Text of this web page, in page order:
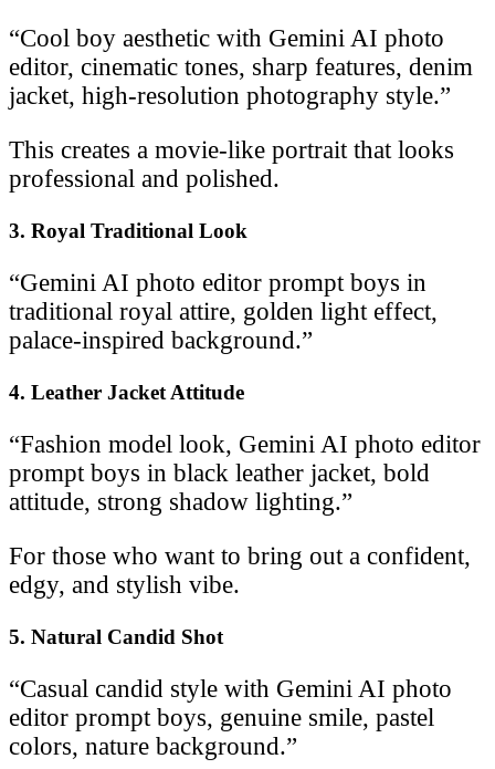
“Cool boy aesthetic with Gemini AI photo
editor, cinematic tones, sharp features, denim
jacket, high-resolution photography style.”
This creates a movie-like portrait that looks
professional and polished.
3. Royal Traditional Look
“Gemini AI photo editor prompt boys in
traditional royal attire, golden light effect,
palace-inspired background.”
4. Leather Jacket Attitude
“Fashion model look, Gemini AI photo editor
prompt boys in black leather jacket, bold
attitude, strong shadow lighting.”
For those who want to bring out a confident,
edgy, and stylish vibe.
5. Natural Candid Shot
“Casual candid style with Gemini AI photo
editor prompt boys, genuine smile, pastel
colors, nature background.”